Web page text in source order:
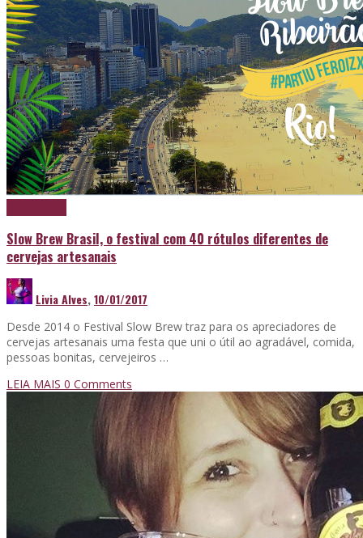
Slow Brew Brasil, o festival com 40 rótulos diferentes de
cervejas artesanais
Livia Alves,10/01/2017
Desde 2014 o Festival Slow Brew traz para os apreciadores de
cervejas artesanais uma festa que uni o útil ao agradável, comida,
pessoas bonitas, cervejeiros …
LEIA MAIS 0 Comments